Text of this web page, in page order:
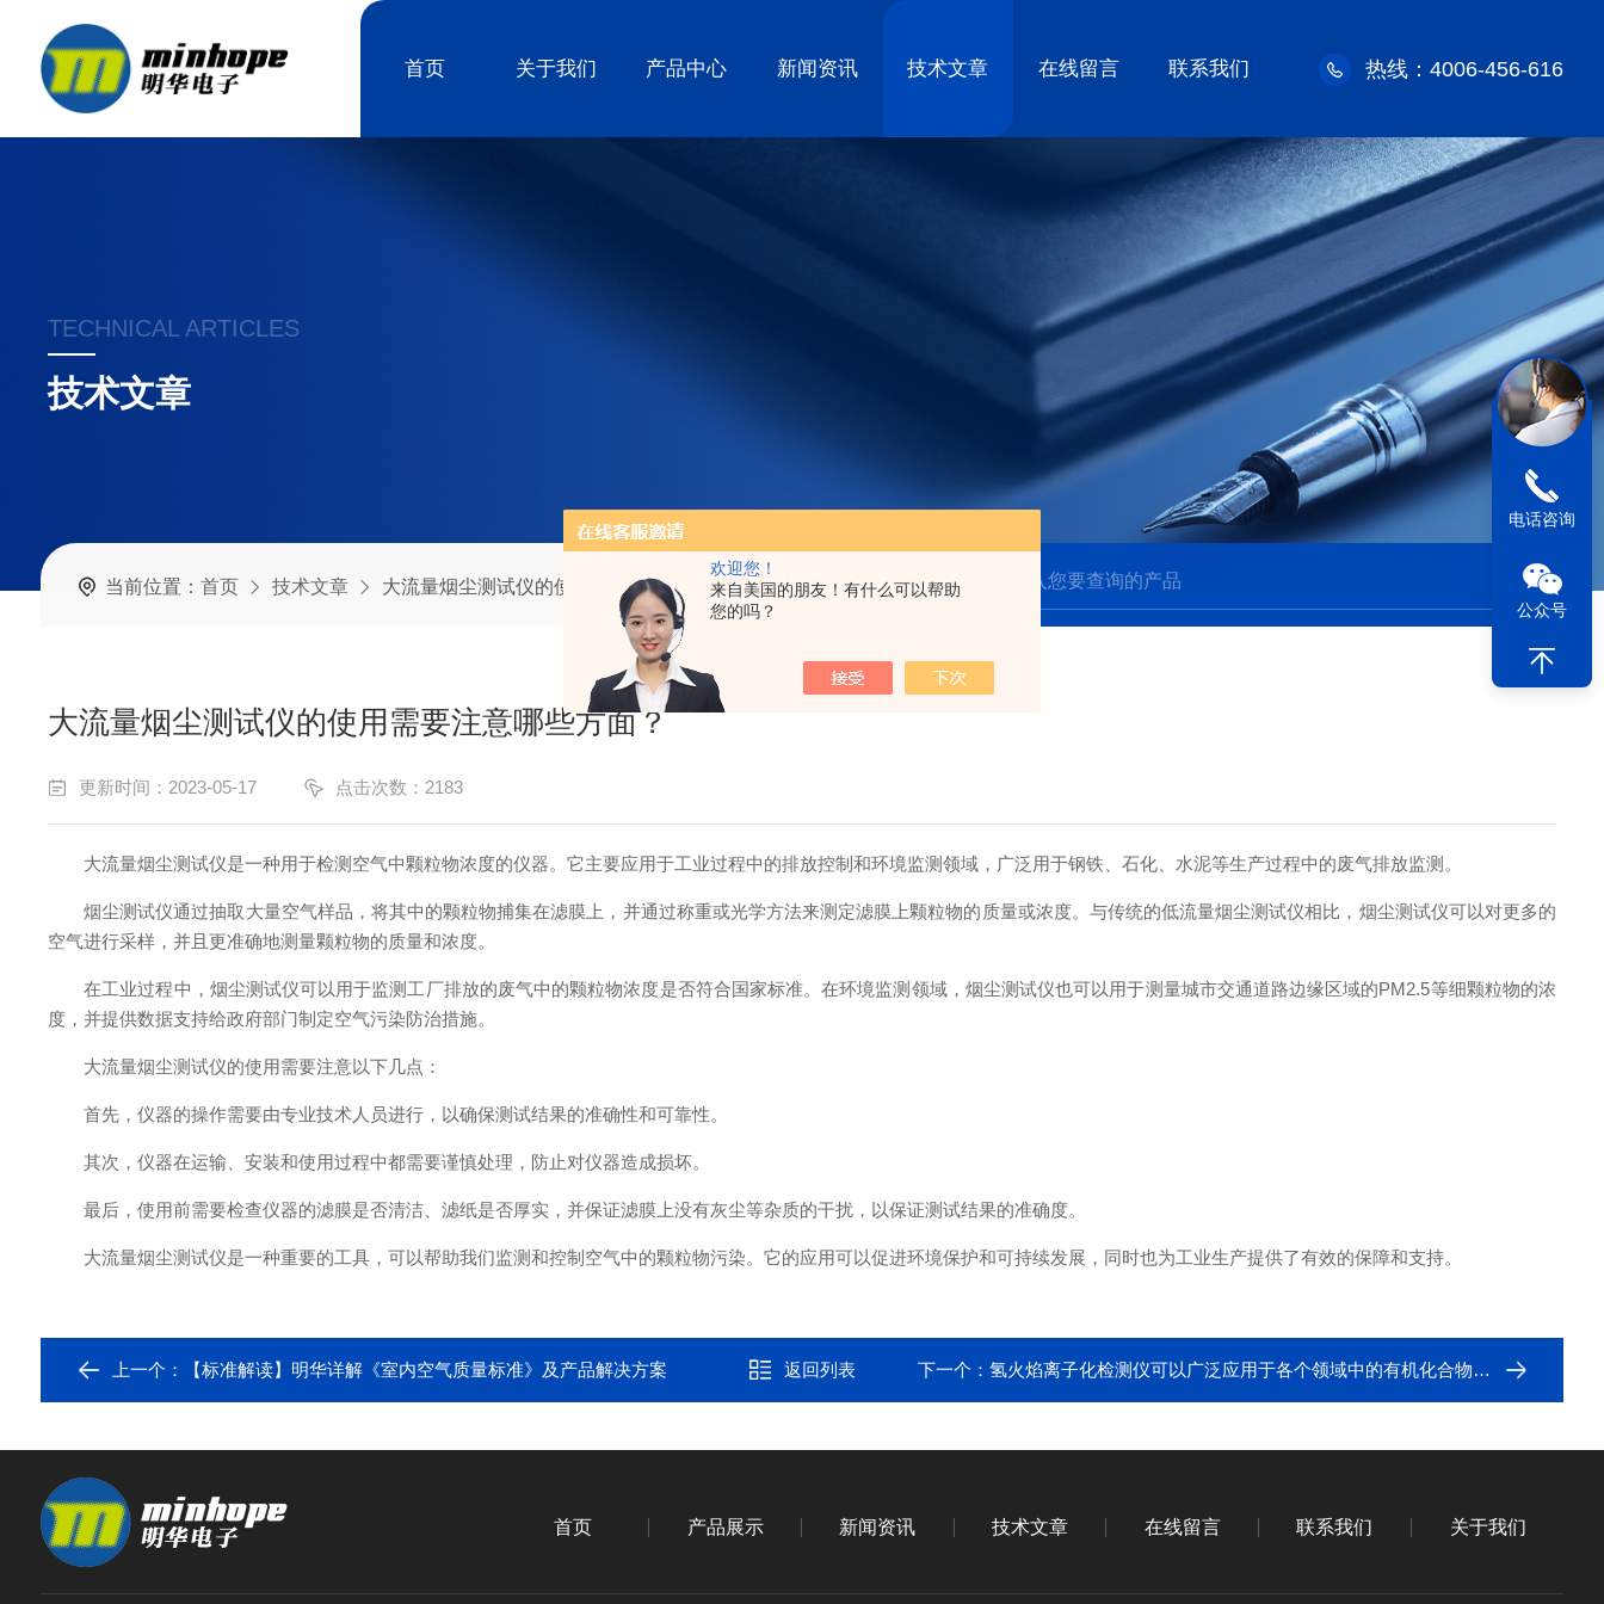
欢迎您！
来自美国的朋友！有什么可以帮助
您的吗？
首页 关于我们 产品中心 新闻资讯 技术文章 在线留言 联系我们 热线：4006-456-616
TECHNICAL ARTICLES
技术文章
当前位置： 首页 技术文章 大流量烟尘测试仪的使用需要注意哪些方面？
大流量烟尘测试仪的使用需要注意哪些方面？
更新时间：2023-05-17 点击次数：2183
大流量烟尘测试仪是一种用于检测空气中颗粒物浓度的仪器。它主要应用于工业过程中的排放控制和环境监测领域，广泛用于钢铁、石化、水泥等生产过程中的废气排放监测。
烟尘测试仪通过抽取大量空气样品，将其中的颗粒物捕集在滤膜上，并通过称重或光学方法来测定滤膜上颗粒物的质量或浓度。与传统的低流量烟尘测试仪相比，烟尘测试仪可以对更多的
空气进行采样，并且更准确地测量颗粒物的质量和浓度。
在工业过程中，烟尘测试仪可以用于监测工厂排放的废气中的颗粒物浓度是否符合国家标准。在环境监测领域，烟尘测试仪也可以用于测量城市交通道路边缘区域的PM2.5等细颗粒物的浓
度，并提供数据支持给政府部门制定空气污染防治措施。
大流量烟尘测试仪的使用需要注意以下几点：
首先，仪器的操作需要由专业技术人员进行，以确保测试结果的准确性和可靠性。
其次，仪器在运输、安装和使用过程中都需要谨慎处理，防止对仪器造成损坏。
最后，使用前需要检查仪器的滤膜是否清洁、滤纸是否厚实，并保证滤膜上没有灰尘等杂质的干扰，以保证测试结果的准确度。
大流量烟尘测试仪是一种重要的工具，可以帮助我们监测和控制空气中的颗粒物污染。它的应用可以促进环境保护和可持续发展，同时也为工业生产提供了有效的保障和支持。
上一个： 【标准解读】明华详解《室内空气质量标准》及产品解决方案 返回列表 下一个：氢火焰离子化检测仪可以广泛应用于各个领域中的有机化合物检测
首页 产品展示 新闻资讯 技术文章 在线留言 联系我们 关于我们
电话咨询
公众号